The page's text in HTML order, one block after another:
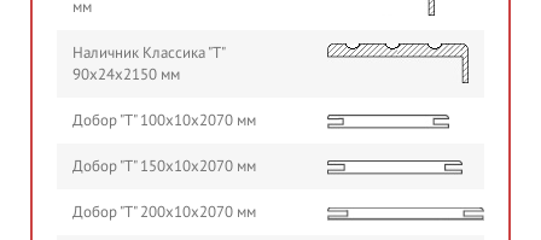
мм
Наличник Классика "Т"
90х24х2150 мм
Добор "Т" 100х10х2070 мм
Добор "Т" 150х10х2070 мм
Добор "Т" 200х10х2070 мм